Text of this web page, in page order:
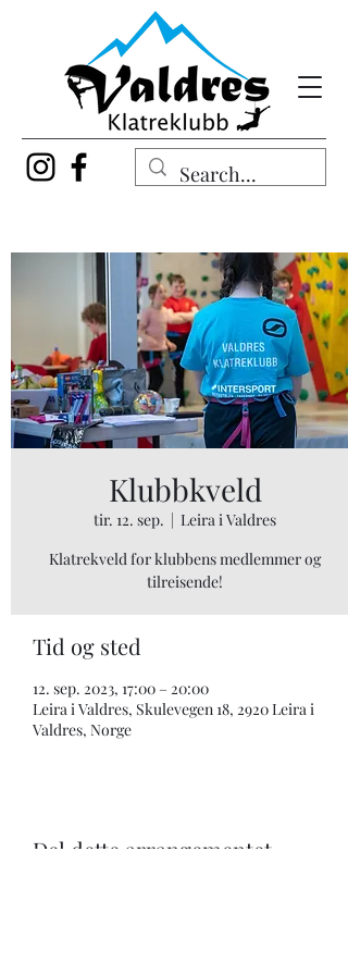
Klubbkveld
tir. 12. sep.
  |
Leira i Valdres
Klatrekveld for klubbens medlemmer og
tilreisende!
Tid og sted
12. sep. 2023, 17:00 – 20:00
Leira i Valdres, Skulevegen 18, 2920 Leira i
Valdres, Norge
Del dette arrangementet